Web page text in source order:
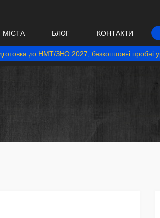
МІСТА БЛОГ КОНТАКТИ
до НМТ/ЗНО 2027, безкоштовні пробні